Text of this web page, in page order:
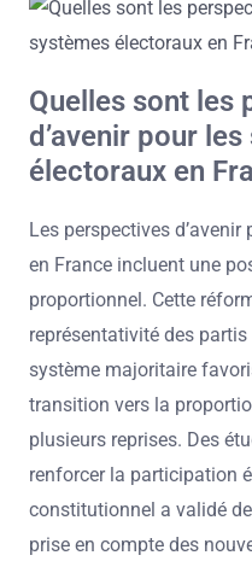
Quelles sont les
d’avenir pour
électoraux en
Les perspectives
en France incluent une
proportionnel. Cette
représentativité des
système majoritaire
transition vers la
plusieurs reprises. Des
renforcer la participation
constitutionnel a validé
prise en compte des